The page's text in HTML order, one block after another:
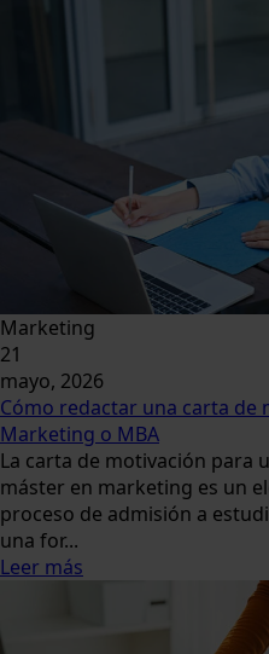
Marketing
21
mayo, 2026
Cómo redactar una carta de
Marketing o MBA
La carta de motivación para
máster en marketing es un
proceso de admisión a
una for...
Leer más